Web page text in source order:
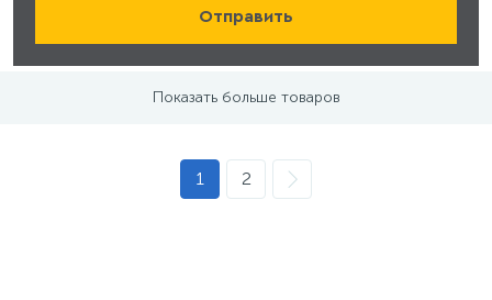
Показать больше товаров
1 2